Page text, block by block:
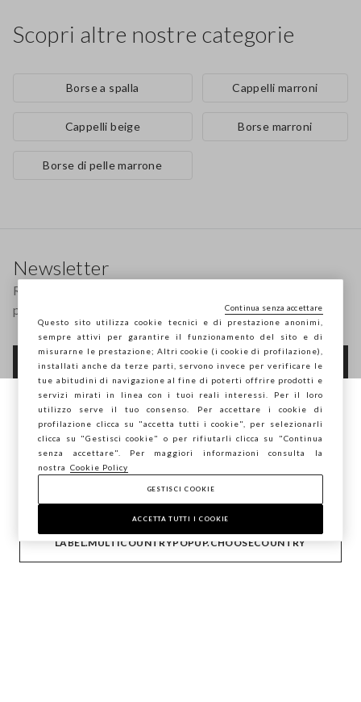
Scopri altre nostre categorie
Borse a spalla Cappelli marroni
Cappelli beige Borse marroni
Borse di pelle marrone
AIUTO
Newsletter
Ricevi informazioni su nuovi drop, collezioni e
promozioni. Per te -10% di sconto.
FOOTER.NEWSLETTER.SUBSCRIBE
Seguici su
Stai navigando su STEFANEL Italia, vuoi
salvare la tua posizione?
CONFERMA
LABEL.MULTICOUNTRYPOPUP.CHOOSECOUNTRY
Questo sito utilizza cookie tecnici e di prestazione anonimi,
sempre attivi per garantire il funzionamento del sito e di
misurarne le prestazione; Altri cookie (i cookie di profilazione),
installati anche da terze parti, servono invece per verificare le
tue abitudini di navigazione al fine di poterti offrire prodotti e
servizi mirati in linea con i tuoi reali interessi. Per il loro
utilizzo serve il tuo consenso. Per accettare i cookie di
profilazione clicca su "accetta tutti i cookie", per selezionarli
clicca su "Gestisci cookie" o per rifiutarli clicca su "Continua
senza accettare". Per maggiori informazioni consulta la
nostra
Cookie Policy
GESTISCI COOKIE
ACCETTA TUTTI I COOKIE
Continua senza accettare